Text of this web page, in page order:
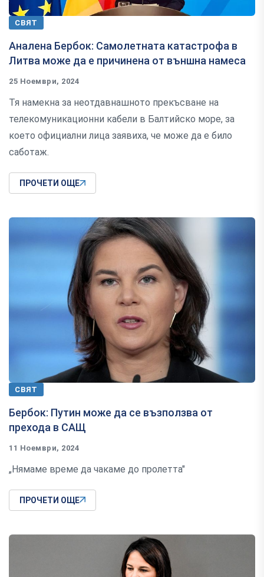
СВЯТ
Аналена Бербок: Самолетната катастрофа в
Литва може да е причинена от външна намеса
25 Ноември, 2024
Тя намекна за неотдавнашното прекъсване на
телекомуникационни кабели в Балтийско море, за
което официални лица заявиха, че може да е било
саботаж.
ПРОЧЕТИ ОЩЕ
СВЯТ
Бербок: Путин може да се възползва от
прехода в САЩ
11 Ноември, 2024
„Нямаме време да чакаме до пролетта"
ПРОЧЕТИ ОЩЕ